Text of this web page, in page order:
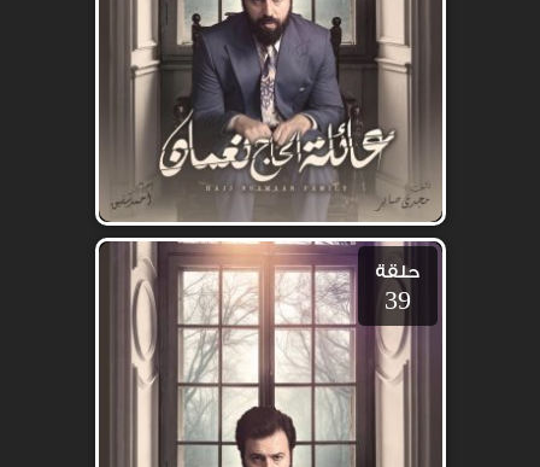
حلقة
39